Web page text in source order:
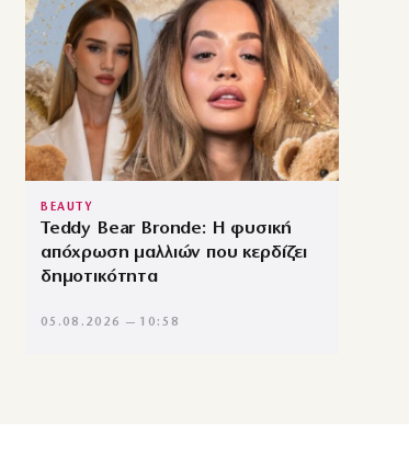
BEAUTY
Teddy Bear Bronde: Η φυσική
απόχρωση μαλλιών που κερδίζει
δημοτικότητα
05.08.2026 — 10:58